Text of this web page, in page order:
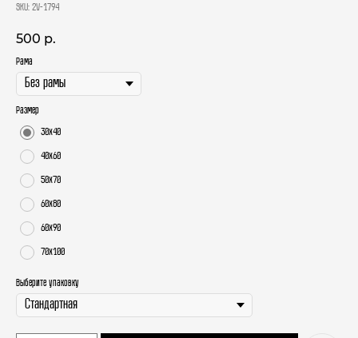
SKU: 2V-1794
500 р.
Рама
Размер
30х40
40х60
50х70
60х80
60х90
70х100
Выберите упаковку